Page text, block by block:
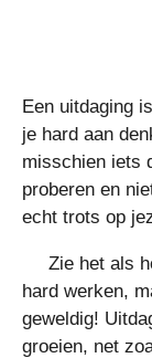
Een uitdaging
je hard aan
misschien iets
proberen en
echt trots op
Zie het als
hard werken,
geweldig!
groeien, net